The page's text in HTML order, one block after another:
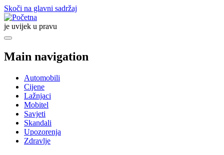
Skoči na glavni sadržaj
je uvijek u pravu
Main navigation
Automobili
Cijene
Lažnjaci
Mobitel
Savjeti
Skandali
Upozorenja
Zdravlje